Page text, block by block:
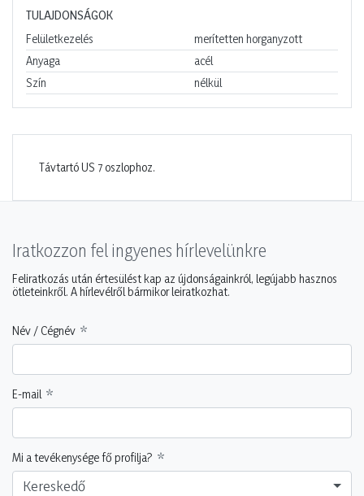
TULAJDONSÁGOK
Felületkezelés
merítetten horganyzott
Anyaga
acél
Szín
nélkül
Távtartó US 7 oszlophoz.
Iratkozzon fel ingyenes hírlevelünkre
Feliratkozás után értesülést kap az újdonságainkról, legújabb hasznos
ötleteinkről. A hírlevélről bármikor leiratkozhat.
Név / Cégnév
E-mail
Mi a tevékenysége fő profilja?
Kereskedő